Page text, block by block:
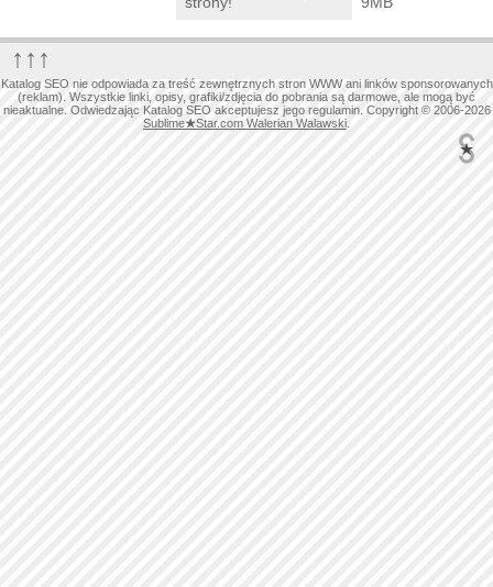
↑↑↑
Katalog SEO nie odpowiada za treść zewnętrznych stron WWW ani linków sponsorowanych
(reklam). Wszystkie linki, opisy, grafiki/zdjęcia do pobrania są darmowe, ale mogą być
nieaktualne. Odwiedzając Katalog SEO akceptujesz jego regulamin. Copyright © 2006-2026
Sublime★Star.com Walerian Walawski